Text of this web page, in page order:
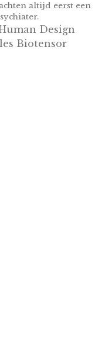
altijd eerst een
Design
Biotensor